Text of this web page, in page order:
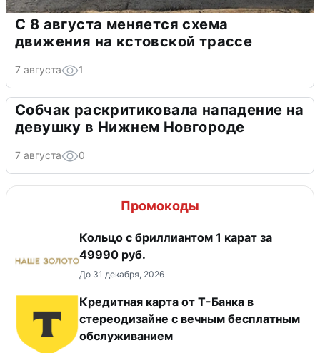
С 8 августа меняется схема
движения на кстовской трассе
7 августа 1
Собчак раскритиковала нападение на
девушку в Нижнем Новгороде
7 августа 0
Промокоды
Кольцо с бриллиантом 1 карат за
49990 руб.
До 31 декабря, 2026
Кредитная карта от Т-Банка в
стереодизайне с вечным бесплатным
обслуживанием